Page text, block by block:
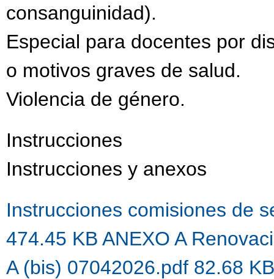
consanguinidad).
Especial para docentes por
o motivos graves de salud.
Violencia de género.
Instrucciones
Instrucciones y anexos
Instrucciones comisiones de
474.45 KB ANEXO A
A (bis) 07042026.pdf 82.68